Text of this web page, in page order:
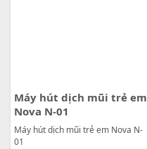
Máy hút dịch mũi trẻ em
Nova N-01
Máy hút dịch mũi trẻ em Nova N-
01